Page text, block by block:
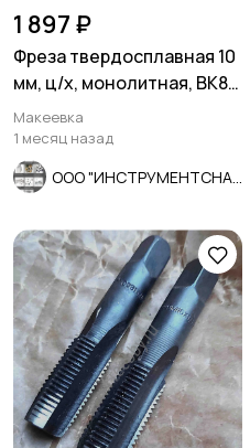
1 897 ₽
Фреза твердосплавная 10
мм, ц/х, монолитная, ВК8,
Z3, 50/25 мм, СССР
Макеевка
1 месяц назад